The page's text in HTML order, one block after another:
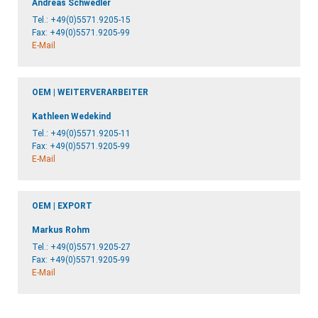
Andreas Schwedler
Tel.: +49(0)5571.9205-15
Fax: +49(0)5571.9205-99
E-Mail
OEM | WEITERVERARBEITER
Kathleen Wedekind
Tel.: +49(0)5571.9205-11
Fax: +49(0)5571.9205-99
E-Mail
OEM | EXPORT
Markus Rohm
Tel.: +49(0)5571.9205-27
Fax: +49(0)5571.9205-99
E-Mail